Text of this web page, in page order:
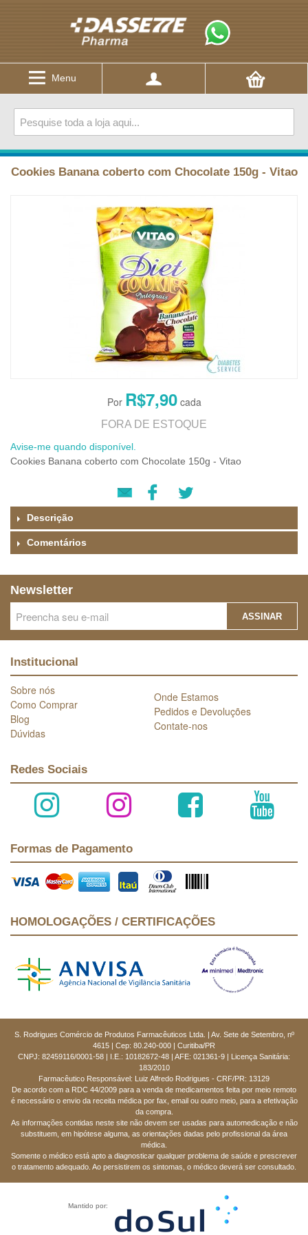
Menu
Cookies Banana coberto com Chocolate 150g - Vitao
R$7,90
FORA DE ESTOQUE
Avise-me quando disponível.
Cookies Banana coberto com Chocolate 150g - Vitao
Descrição
Comentários
Newsletter
ASSINAR
Institucional
Sobre nós
Como Comprar
Blog
Dúvidas
Onde Estamos
Pedidos e Devoluções
Contate-nos
Redes Sociais
Formas de Pagamento
HOMOLOGAÇÕES / CERTIFICAÇÕES
S. Rodrigues Comércio de Produtos Farmacêuticos Ltda. | Av. Sete de Setembro, nº
4615 | Cep: 80.240-000 | Curitiba/PR
CNPJ: 82459116/0001-58 | I.E.: 10182672-48 | AFE: 021361-9 | Licença Sanitária:
183/2010
Farmacêutico Responsável: Luiz Alfredo Rodrigues - CRF/PR: 13129
De acordo com a RDC 44/2009 para a venda de medicamentos feita por meio remoto
é necessário o envio da receita médica por fax, email ou outro meio, para a efetivação
da compra.
As informações contidas neste site não devem ser usadas para automedicação e não
substituem, em hipótese alguma, as orientações dadas pelo profissional da área
médica.
Somente o médico está apto a diagnosticar qualquer problema de saúde e prescrever
o tratamento adequado. Ao persistirem os sintomas, o médico deverá ser consultado.
Mantido por: